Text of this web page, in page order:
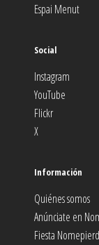
Espai Menut
Social
Instagram
YouTube
Flickr
X
Información
Quiénes somos
Anúnciate en
Fiesta